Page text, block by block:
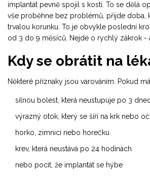
implantát pevně spojil s kostí. To se dělá
vše proběhne bez problémů, přijde doba,
trvalou korunku. To je obvykle poslední
od 3 do 9 měsíců. Nejde o rychlý zákrok -
Kdy se obrátit na
Některé příznaky jsou varováním. Pokud
silnou bolest, která neustupuje po 3
výrazný otok, který se šíří na krk nebo oči
horko, zimnici nebo horečku
krev, která neustává po 24 hodinách
nebo pocit, že implantát se hýbe